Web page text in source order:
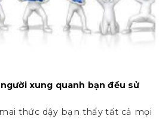
xung quanh bạn đều sử
thức dậy bạn thấy tất cả mọi